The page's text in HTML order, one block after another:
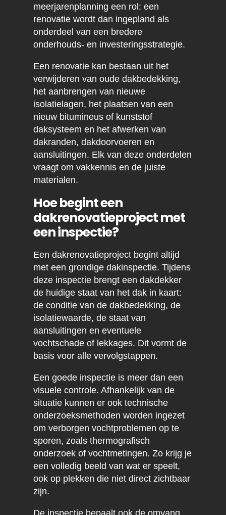
meerjarenplanning een rol: een
renovatie wordt dan ingepland als
onderdeel van een bredere
onderhouds- en investeringsstrategie.
Een renovatie kan bestaan uit het
verwijderen van oude dakbedekking,
het aanbrengen van nieuwe
isolatielagen, het plaatsen van een
nieuw bitumineus of kunststof
daksysteem en het afwerken van
dakranden, dakdoorvoeren en
aansluitingen. Elk van deze onderdelen
vraagt om vakkennis en de juiste
materialen.
Hoe begint een
dakrenovatieproject met
een inspectie?
Een dakrenovatieproject begint altijd
met een grondige dakinspectie. Tijdens
deze inspectie brengt een dakdekker
de huidige staat van het dak in kaart:
de conditie van de dakbedekking, de
isolatiewaarde, de staat van
aansluitingen en eventuele
vochtschade of lekkages. Dit vormt de
basis voor alle vervolgstappen.
Een goede inspectie is meer dan een
visuele controle. Afhankelijk van de
situatie kunnen er ook technische
onderzoeksmethoden worden ingezet
om verborgen vochtproblemen op te
sporen, zoals thermografisch
onderzoek of vochtmetingen. Zo krijg je
een volledig beeld van wat er speelt,
ook op plekken die niet direct zichtbaar
zijn.